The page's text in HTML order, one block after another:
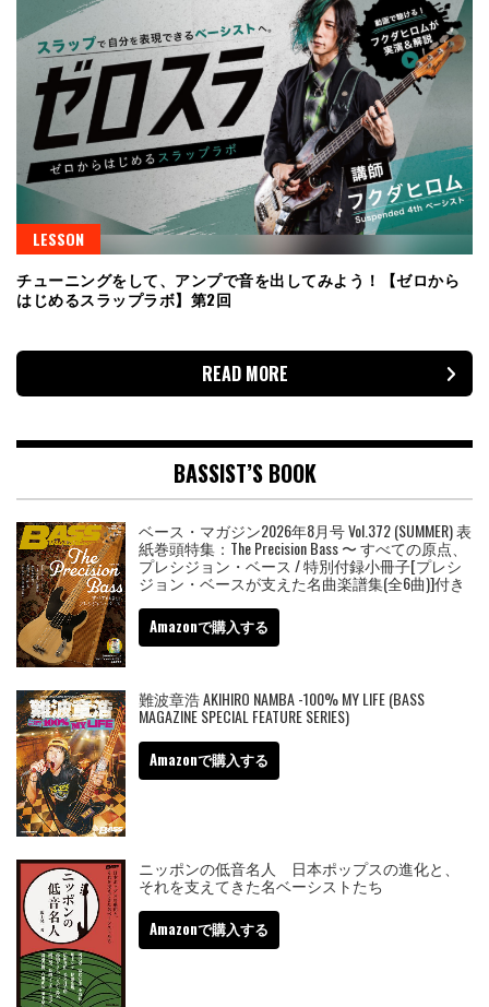
LESSON
チューニングをして、アンプで音を出してみよう！【ゼロから
はじめるスラップラボ】第2回
READ MORE
BASSIST’S BOOK
ベース・マガジン2026年8月号 Vol.372 (SUMMER) 表
紙巻頭特集：The Precision Bass 〜 すべての原点、
プレシジョン・ベース / 特別付録小冊子[プレシ
ジョン・ベースが支えた名曲楽譜集(全6曲)]付き
Amazonで購入する
難波章浩 AKIHIRO NAMBA -100% MY LIFE (BASS
MAGAZINE SPECIAL FEATURE SERIES)
Amazonで購入する
ニッポンの低音名人 日本ポップスの進化と、
それを支えてきた名ベーシストたち
Amazonで購入する